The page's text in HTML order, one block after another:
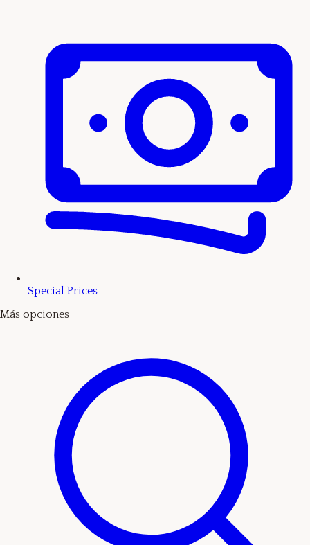
Special Prices
Más opciones